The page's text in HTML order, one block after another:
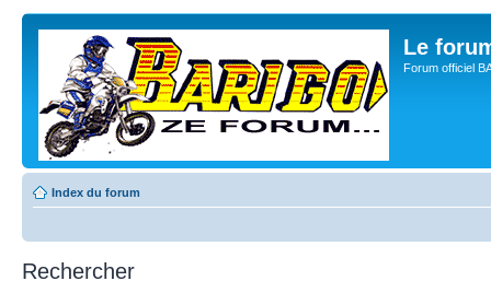
Le
Forum officiel
Index du forum
Rechercher